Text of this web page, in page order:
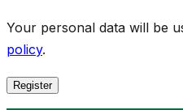
Your personal data will be
policy.
Register